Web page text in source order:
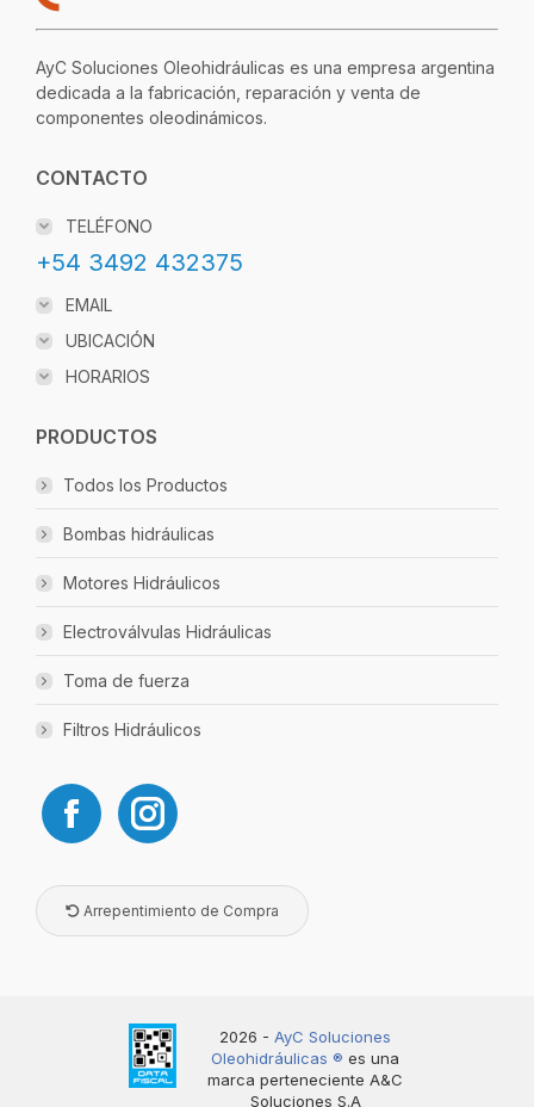
AyC Soluciones Oleohidráulicas es una empresa argentina
dedicada a la fabricación, reparación y venta de
componentes oleodinámicos.
CONTACTO
TELÉFONO
+54 3492 432375
EMAIL
UBICACIÓN
HORARIOS
PRODUCTOS
Todos los Productos
Bombas hidráulicas
Motores Hidráulicos
Electroválvulas Hidráulicas
Toma de fuerza
Filtros Hidráulicos
Arrepentimiento de Compra
2026 -AyC Soluciones
Oleohidráulicas ®️ es una
marca perteneciente A&C
Soluciones S.A